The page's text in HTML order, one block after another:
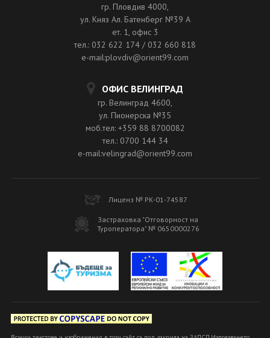
гр. Пловдив 4000,
ул. Княз Ал. Батенберг №39 A
ет. 1, офис 3
тел.: 032 622 174 / 032 660 818
e-mail:plovdiv@orient99.com
ОФИС ВЕЛИНГРАД
гр. Велинград 4600,
ул. Пионерска №35
моб.тел: +359 88 8700082
тел.: 0700 144 34
e-mail:velingrad@orient99.com
Лиценз № РК-01-74587
Застраховка "Отговорност на
Туроператора" № 0650000276